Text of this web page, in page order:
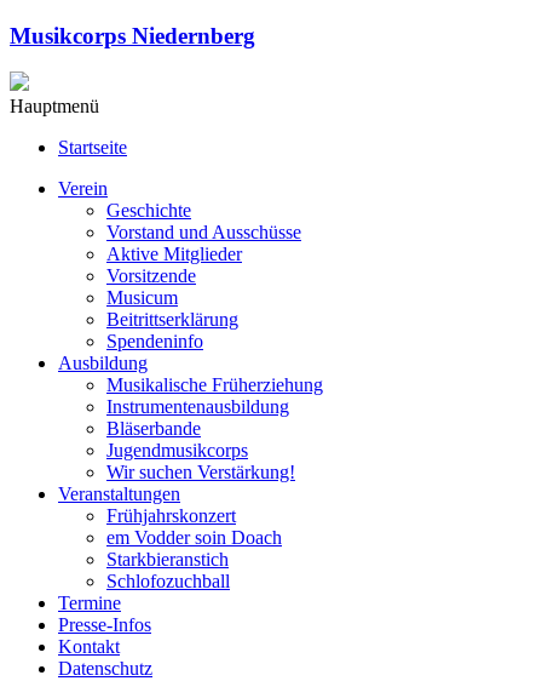
Musikcorps Niedernberg
Hauptmenü
Startseite
Verein
Geschichte
Vorstand und Ausschüsse
Aktive Mitglieder
Vorsitzende
Musicum
Beitrittserklärung
Spendeninfo
Ausbildung
Musikalische Früherziehung
Instrumentenausbildung
Bläserbande
Jugendmusikcorps
Wir suchen Verstärkung!
Veranstaltungen
Frühjahrskonzert
em Vodder soin Doach
Starkbieranstich
Schlofozuchball
Termine
Presse-Infos
Kontakt
Datenschutz